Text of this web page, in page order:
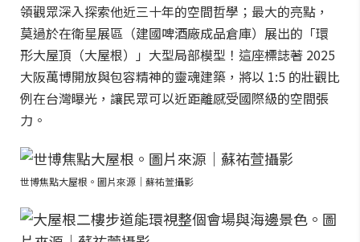
領觀眾深入探索他近三十年的空間哲學；最大的亮點，
莫過於在衛星展區（建國啤酒廠成品倉庫）展出的「環
形大屋頂（大屋根）」大型局部模型！這座標誌著 2025
大阪萬博開放與包容精神的靈魂建築，將以 1:5 的壯觀比
例在台灣曝光，讓民眾可以近距離感受國際級的空間張
力。
世博焦點大屋根。圖片來源｜蘇祐萱攝影